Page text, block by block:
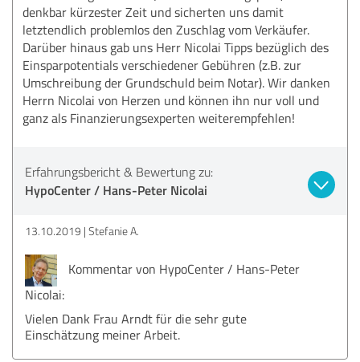
denkbar kürzester Zeit und sicherten uns damit
letztendlich problemlos den Zuschlag vom Verkäufer.
Darüber hinaus gab uns Herr Nicolai Tipps bezüglich des
Einsparpotentials verschiedener Gebühren (z.B. zur
Umschreibung der Grundschuld beim Notar). Wir danken
Herrn Nicolai von Herzen und können ihn nur voll und
ganz als Finanzierungsexperten weiterempfehlen!
Erfahrungsbericht & Bewertung zu:
HypoCenter / Hans-Peter Nicolai
13.10.2019 Stefanie A.
Kommentar von HypoCenter / Hans-Peter
Nicolai:
Vielen Dank Frau Arndt für die sehr gute
Einschätzung meiner Arbeit.